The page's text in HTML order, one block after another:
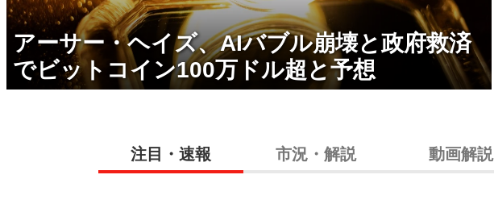
アーサー・ヘイズ、AIバブル崩壊と政府救済
でビットコイン100万ドル超と予想
注目・速報 市況・解説 動画解説